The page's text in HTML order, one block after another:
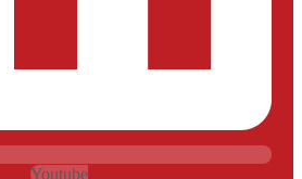
Youtube